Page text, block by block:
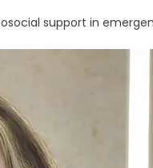
support in